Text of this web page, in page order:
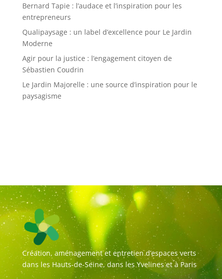
Bernard Tapie : l’audace et l’inspiration pour les
entrepreneurs
Qualipaysage : un label d’excellence pour Le Jardin
Moderne
Agir pour la justice : l’engagement citoyen de
Sébastien Coudrin
Le Jardin Majorelle : une source d’inspiration pour le
paysagisme
Création, aménagement et entretien d’espaces verts
dans les Hauts-de-Seine, dans les Yvelines et à Paris